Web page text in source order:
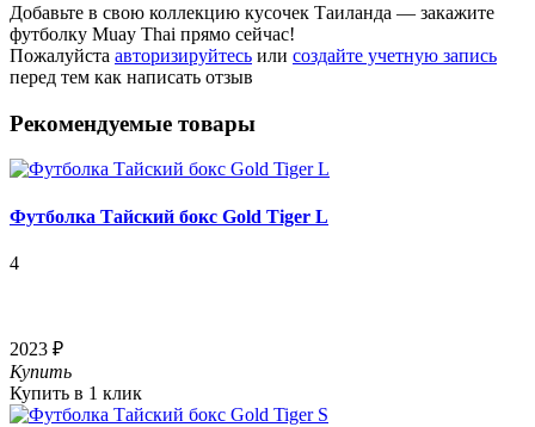
Добавьте в свою коллекцию кусочек Таиланда — закажите
футболку Muay Thai прямо сейчас!
Пожалуйста авторизируйтесь или создайте учетную запись
перед тем как написать отзыв
Рекомендуемые товары
Футболка Тайский бокс Gold Tiger L
4
2023 ₽
Купить
Купить в 1 клик